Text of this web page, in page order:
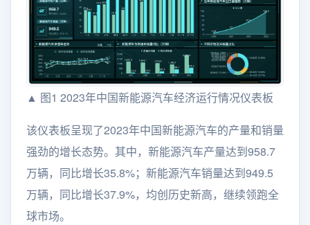
▲ 图1 2023年中国新能源汽车经济运行情况仪表板
该仪表板呈现了2023年中国新能源汽车的产量和销量
强劲的增长态势。其中，新能源汽车产量达到958.7
万辆，同比增长35.8%；新能源汽车销量达到949.5
万辆，同比增长37.9%，均创历史新高，继续领跑全
球市场。